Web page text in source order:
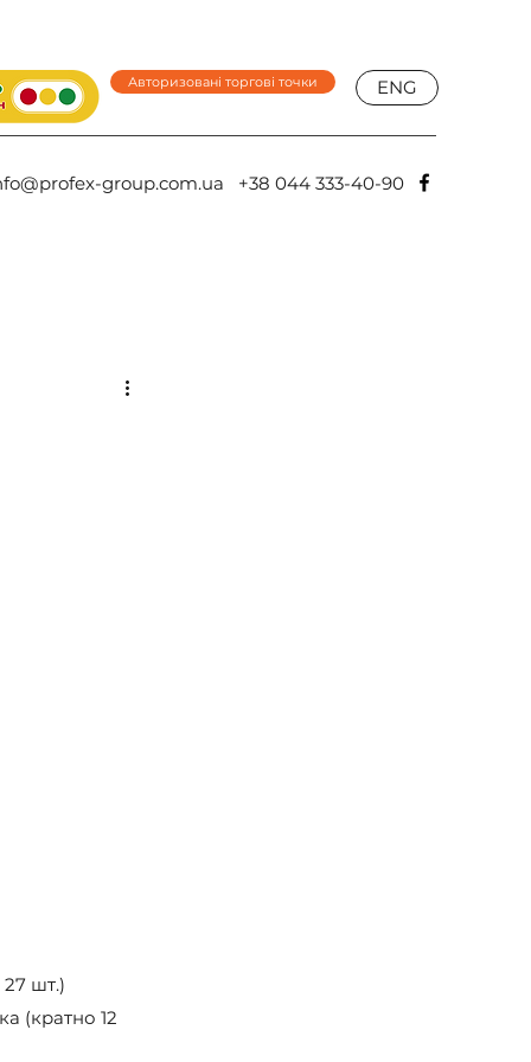
Авторизовані торгові точки ENG
group.com.ua +38 044 333-40-90
27 шт.)
(кратно 12